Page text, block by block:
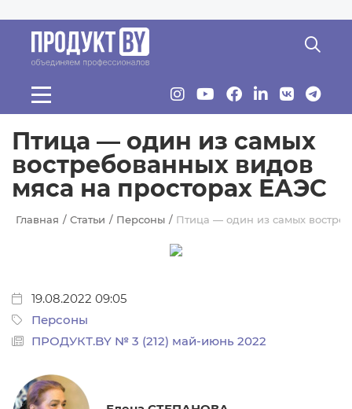
Птица — один из самых
востребованных видов
мяса на просторах ЕАЭС
Главная Статьи Персоны Птица — один из самых
19.08.2022 09:05
Персоны
ПРОДУКТ.BY № 3 (212) май-июнь 2022